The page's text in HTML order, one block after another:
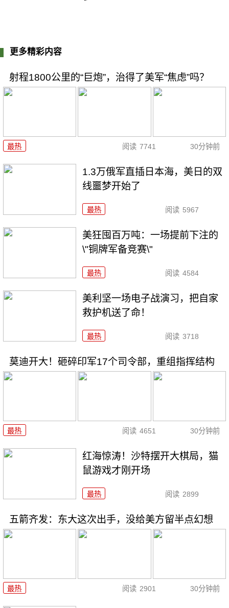
更多精彩内容
射程1800公里的“巨炮”，治得了美军“焦虑”吗？
最热 阅读 7741 30分钟前
1.3万俄军直插日本海，美日的双
线噩梦开始了
最热 阅读 5967
美狂囤百万吨：一场提前下注的
\"铜牌军备竞赛\"
最热 阅读 4584
美利坚一场电子战演习，把自家
救护机送了命！
最热 阅读 3718
莫迪开大！砸碎印军17个司令部，重组指挥结构
最热 阅读 4651 30分钟前
红海惊涛！沙特摆开大棋局，猫
鼠游戏才刚开场
最热 阅读 2899
五箭齐发：东大这次出手，没给美方留半点幻想
最热 阅读 2901 30分钟前